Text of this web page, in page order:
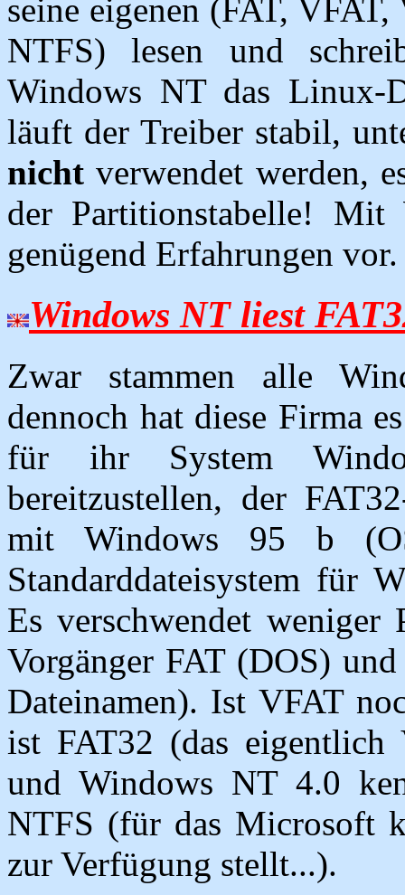
seine eigenen (FAT,
NTFS) lesen und
Windows NT das Linux-
läuft der Treiber stabil,
nicht verwendet werden,
der Partitionstabelle!
genügend Erfahrungen vor.
Windows NT liest
Zwar stammen alle
dennoch hat diese Firma
für ihr System
bereitzustellen, der
mit Windows 95 b
Standarddateisystem für
Es verschwendet weniger
Vorgänger FAT (DOS)
Dateinamen). Ist VFAT
ist FAT32 (das
und Windows NT 4.0
NTFS (für das Microsoft
zur Verfügung stellt...).